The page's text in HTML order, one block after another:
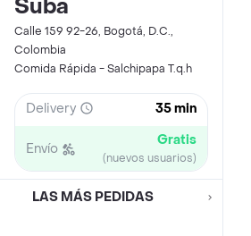
Suba
Calle 159 92-26, Bogotá, D.C.,
Colombia
Comida Rápida - Salchipapa T.q.h
Delivery 35 min
Envío Gratis
(nuevos usuarios)
LAS MÁS PEDIDAS